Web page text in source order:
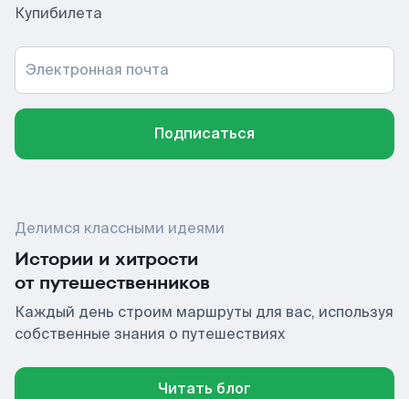
Купибилета
Электронная почта
Подписаться
Делимся классными идеями
Истории и хитрости
от путешественников
Каждый день строим маршруты для вас, используя
собственные знания о путешествиях
Читать блог